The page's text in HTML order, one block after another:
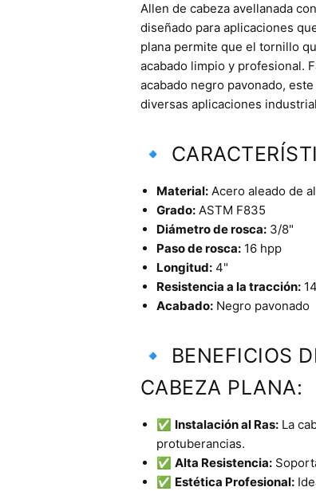
Allen de cabeza avellanada
diseñado para aplicaciones
plana permite que el tornillo
acabado limpio y profesional.
acabado negro pavonado,
diversas aplicaciones
🔹
Material:Acero aleado de
Grado:ASTM F835
Diámetro de rosca:3/8"
Paso de rosca:16 hpp
Longitud:4"
Resistencia a la tracción:
Acabado:Negro pavonado
🔹 BENEFICIOS
CABEZA PLANA:
✅ Instalación al Ras:La
protuberancias.
✅ Alta Resistencia:
✅ Estética Profesional: